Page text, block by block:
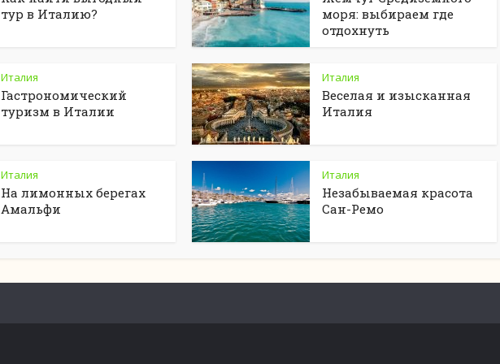
тур в Италию?
моря: выбираем где
отдохнуть
Италия
Гастрономический
туризм в Италии
Италия
Веселая и изысканная
Италия
Италия
На лимонных берегах
Амальфи
Италия
Незабываемая красота
Сан-Ремо